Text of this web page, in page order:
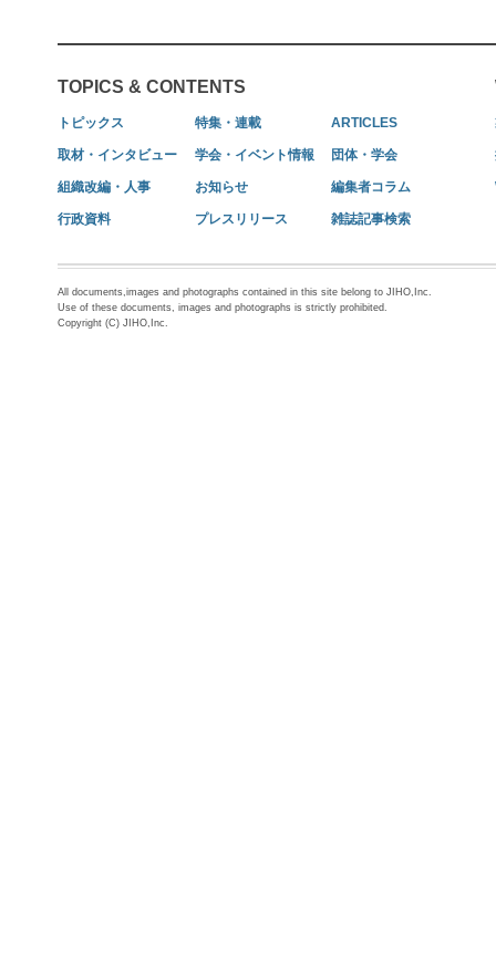
TOPICS & CONTENTS
トピックス 特集・連載 ARTICLES
取材・インタビュー 学会・イベント情報 団体・学会
組織改編・人事 お知らせ 編集者コラム
行政資料 プレスリリース 雑誌記事検索
All documents,images and photographs contained in this site belong to JIHO,Inc.
Use of these documents, images and photographs is strictly prohibited.
Copyright (C) JIHO,Inc.